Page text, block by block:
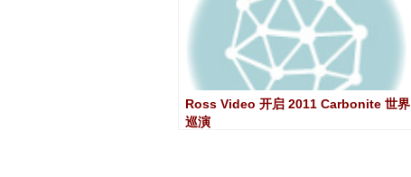
Ross Video 开启 2011 Carbonite 世界
巡演